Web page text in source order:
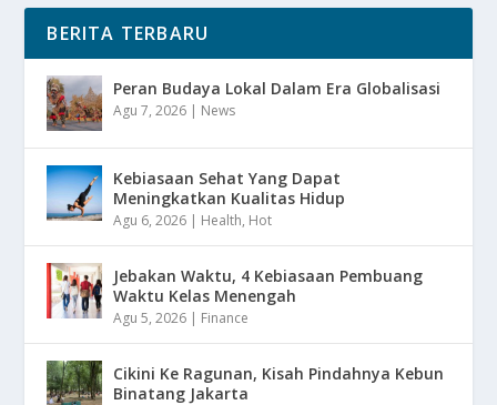
BERITA TERBARU
Peran Budaya Lokal Dalam Era Globalisasi
Agu 7, 2026 | News
Kebiasaan Sehat Yang Dapat
Meningkatkan Kualitas Hidup
Agu 6, 2026 | Health, Hot
Jebakan Waktu, 4 Kebiasaan Pembuang
Waktu Kelas Menengah
Agu 5, 2026 | Finance
Cikini Ke Ragunan, Kisah Pindahnya Kebun
Binatang Jakarta